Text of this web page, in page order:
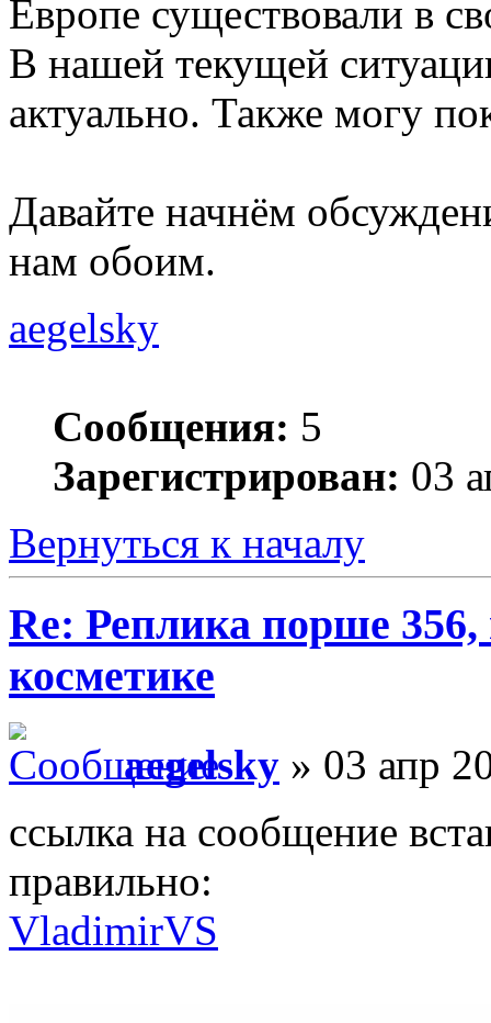
Европе существовали в
В нашей текущей
актуально. Также могу
Давайте начнём
нам обоим.
aegelsky
Сообщения: 5
Зарегистрирован: 03
Вернуться к началу
Re: Реплика порше 356,
косметике
aegelsky » 03 апр
ссылка на сообщение
правильно:
VladimirVS